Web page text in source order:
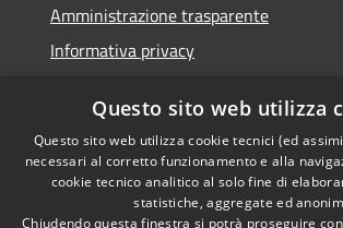
Amministrazione trasparente
Informativa privacy
Dichiarazione di accessibilità
Questo sito web utilizza
Questo sito web utilizza cookie tecnici (ed
necessari al corretto funzionamento e alla
cookie tecnico analitico al solo fine di
statistiche, aggregate ed
Chiudendo questa finestra si potrà proseguire